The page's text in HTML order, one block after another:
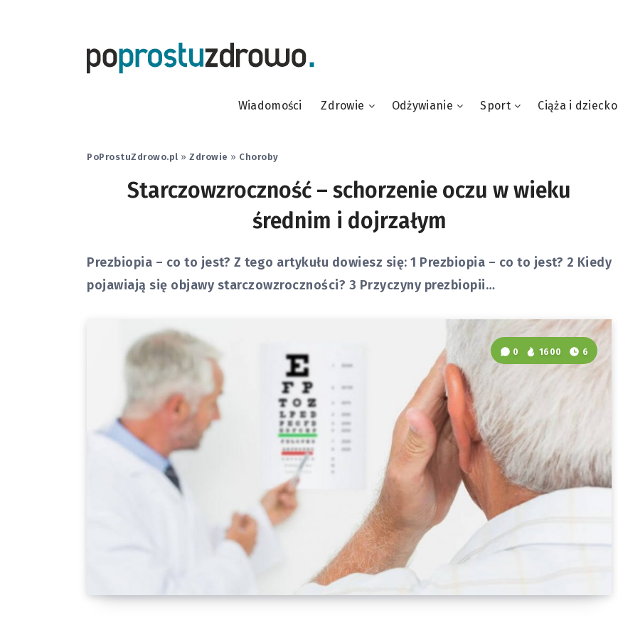
Wiadomości Zdrowie Odżywianie Sport Ciąża i dziecko
PoProstuZdrowo.pl » Zdrowie » Choroby
Starczowzroczność – schorzenie oczu w wieku
średnim i dojrzałym
Prezbiopia – co to jest? Z tego artykułu dowiesz się: 1 Prezbiopia – co to jest? 2 Kiedy
pojawiają się objawy starczowzroczności? 3 Przyczyny prezbiopii…
0 1600 6